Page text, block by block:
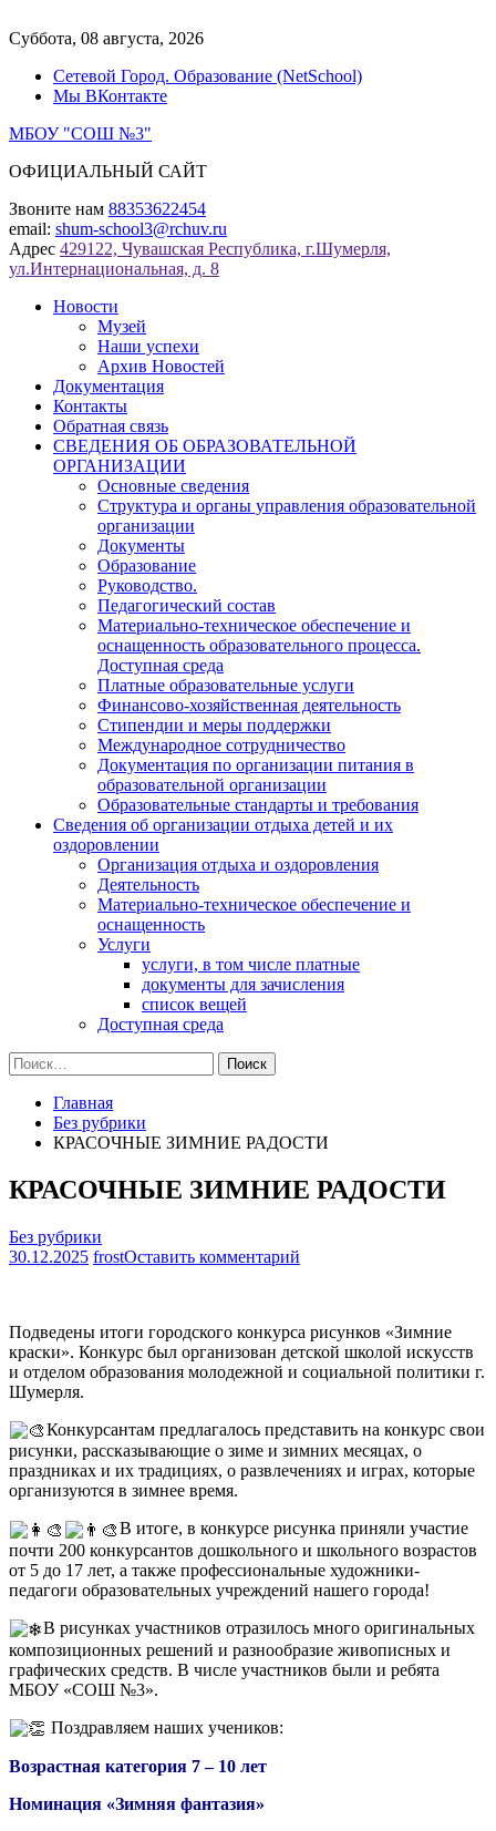
к
Суббота, 08 августа, 2026
Сетевой Город. Образование (NetSchool)
Мы ВКонтакте
МБОУ "СОШ №3"
ОФИЦИАЛЬНЫЙ САЙТ
Звоните нам 88353622454
email: shum-school3@rchuv.ru
Адрес 429122, Чувашская Республика, г.Шумерля,
ул.Интернациональная, д. 8
Новости
Музей
Наши успехи
Архив Новостей
Документация
Контакты
Обратная связь
СВЕДЕНИЯ ОБ ОБРАЗОВАТЕЛЬНОЙ
ОРГАНИЗАЦИИ
Основные сведения
Структура и органы управления образовательной
организации
Документы
Образование
Руководство.
Педагогический состав
Материально-техническое обеспечение и
оснащенность образовательного процесса.
Доступная среда
Платные образовательные услуги
Финансово-хозяйственная деятельность
Стипендии и меры поддержки
Международное сотрудничество
Документация по организации питания в
образовательной организации
Образовательные стандарты и требования
Сведения об организации отдыха детей и их
оздоровлении
Организация отдыха и оздоровления
Деятельность
Материально-техническое обеспечение и
оснащенность
Услуги
услуги, в том числе платные
документы для зачисления
список вещей
Доступная среда
Найти:
Главная
Без рубрики
КРАСОЧНЫЕ ЗИМНИЕ РАДОСТИ
КРАСОЧНЫЕ ЗИМНИЕ РАДОСТИ
Без рубрики
30.12.2025 frostОставить комментарий
Подведены итоги городского конкурса рисунков «Зимние
краски». Конкурс был организован детской школой искусств
и отделом образования молодежной и социальной политики г.
Шумерля.
Конкурсантам предлагалось представить на конкурс свои
рисунки, рассказывающие о зиме и зимних месяцах, о
праздниках и их традициях, о развлечениях и играх, которые
организуются в зимнее время.
В итоге, в конкурсе рисунка приняли участие
почти 200 конкурсантов дошкольного и школьного возрастов
от 5 до 17 лет, а также профессиональные художники-
педагоги образовательных учреждений нашего города!
В рисунках участников отразилось много оригинальных
композиционных решений и разнообразие живописных и
графических средств. В числе участников были и ребята
МБОУ «СОШ №3».
Поздравляем наших учеников:
Возрастная категория 7 – 10 лет
Номинация «Зимняя фантазия»